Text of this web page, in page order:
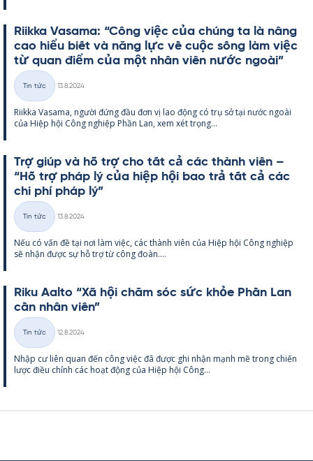
Riikka Va­sama: “Công việc của chúng ta là nâng
cao hiểu biết và năng lực về cuộc sống làm việc
từ quan điểm của một nhân viên nước ngoài”
Thể
loại
Tin tức
13.8.2024
Riikka Va­sama, người đứng đầu đơn vị lao động có trụ sở tại nước ngoài
của Hiệp hội Công ng­hiệp Phần Lan, xem xét trọng...
Trợ giúp và hỗ trợ cho tất cả các thành viên –
“Hỗ trợ pháp lý của hiệp hội bao trả tất cả các
chi phí pháp lý”
Thể
loại
Tin tức
13.8.2024
Nếu có vấn đề tại nơi làm việc, các thành viên của Hiệp hội Công ng­hiệp
sẽ nhận được sự hỗ trợ từ công đoàn....
Riku Aalto “Xã hội chăm sóc sức khỏe Phần Lan
cần nhân viên”
Thể
loại
Tin tức
12.8.2024
Nhập cư liên quan đến công việc đã được ghi nhận mạnh mẽ trong chiến
lược điều chỉnh các hoạt động của Hiệp hội Công...